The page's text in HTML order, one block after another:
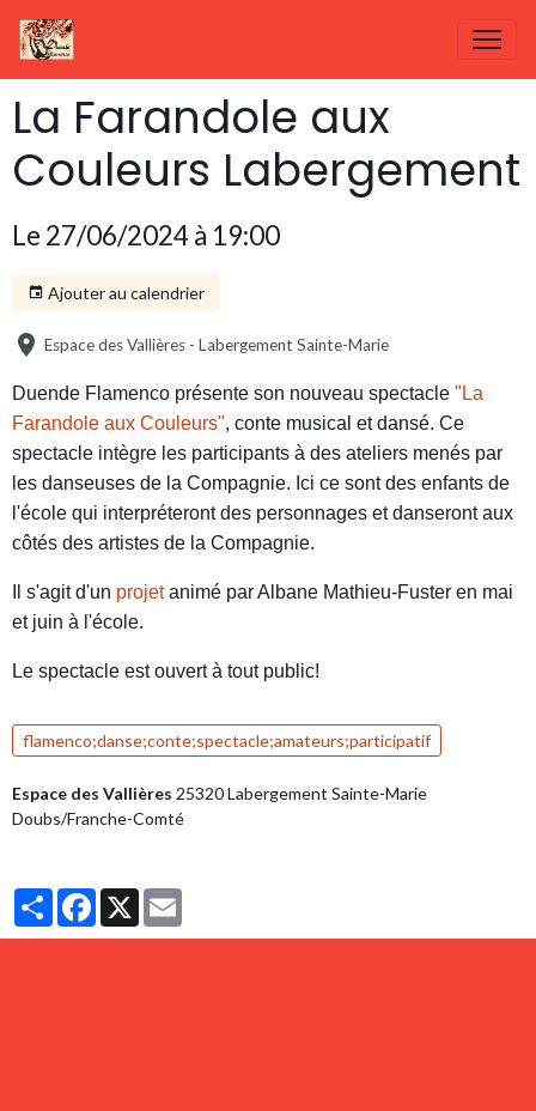
La Farandole aux
Couleurs Labergement
Le 27/06/2024 à 19:00
Ajouter au calendrier
Espace des Vallières - Labergement Sainte-Marie
Duende Flamenco présente son nouveau spectacle "La
Farandole aux Couleurs", conte musical et dansé. Ce
spectacle intègre les participants à des ateliers menés par
les danseuses de la Compagnie. Ici ce sont des enfants de
l'école qui interpréteront des personnages et danseront aux
côtés des artistes de la Compagnie.
Il s'agit d'un projetanimé par Albane Mathieu-Fuster en mai
et juin à l'école.
Le spectacle est ouvert à tout public!
flamenco;danse;conte;spectacle;amateurs;participatif
Espace des Vallières 25320 Labergement Sainte-Marie
Doubs/Franche-Comté
PartagerFacebook
X